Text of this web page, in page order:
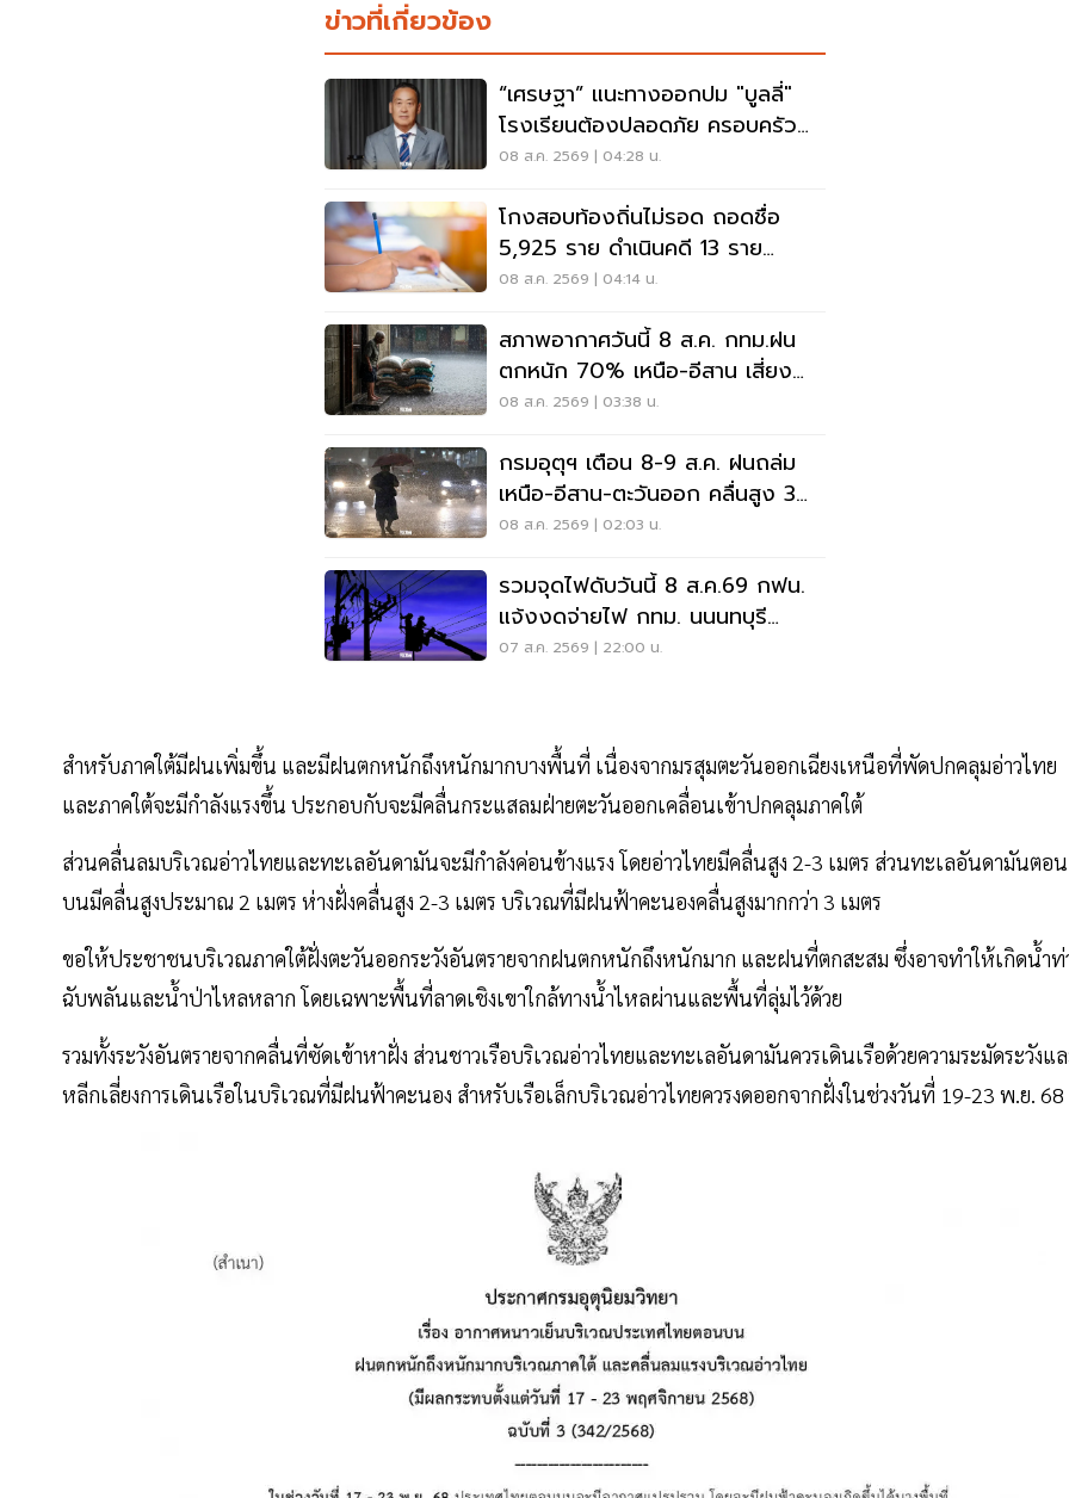
ข่าวที่เกี่ยวข้อง
“เศรษฐา” แนะทางออกปม "บูลลี่"
โรงเรียนต้องปลอดภัย ครอบครัว
ต้องรับฟัง
08 ส.ค. 2569 | 04:28 น.
โกงสอบท้องถิ่นไม่รอด ถอดชื่อ
5,925 ราย ดำเนินคดี 13 ราย
ปปง.ไล่เส้นการเงิน
08 ส.ค. 2569 | 04:14 น.
สภาพอากาศวันนี้ 8 ส.ค. กทม.ฝน
ตกหนัก 70% เหนือ-อีสาน เสี่ยงน้ำ
ท่วมฉับพลัน
08 ส.ค. 2569 | 03:38 น.
กรมอุตุฯ เตือน 8-9 ส.ค. ฝนถล่ม
เหนือ-อีสาน-ตะวันออก คลื่นสูง 3
เมตร
08 ส.ค. 2569 | 02:03 น.
รวมจุดไฟดับวันนี้ 8 ส.ค.69 กฟน.
แจ้งงดจ่ายไฟ กทม. นนนทบุรี
สมุทรปราการ
07 ส.ค. 2569 | 22:00 น.
สำหรับภาคใต้มีฝนเพิ่มขึ้น และมีฝนตกหนักถึงหนักมากบางพื้นที่ เนื่องจากมรสุมตะวันออกเฉียงเหนือที่พัดปกคลุมอ่าวไทย
และภาคใต้จะมีกำลังแรงขึ้น ประกอบกับจะมีคลื่นกระแสลมฝ่ายตะวันออกเคลื่อนเข้าปกคลุมภาคใต้
ส่วนคลื่นลมบริเวณอ่าวไทยและทะเลอันดามันจะมีกำลังค่อนข้างแรง โดยอ่าวไทยมีคลื่นสูง 2-3 เมตร ส่วนทะเลอันดามันตอน
บนมีคลื่นสูงประมาณ 2 เมตร ห่างฝั่งคลื่นสูง 2-3 เมตร บริเวณที่มีฝนฟ้าคะนองคลื่นสูงมากกว่า 3 เมตร
ขอให้ประชาชนบริเวณภาคใต้ฝั่งตะวันออกระวังอันตรายจากฝนตกหนักถึงหนักมาก และฝนที่ตกสะสม ซึ่งอาจทำให้เกิดน้ำท่
ฉับพลันและน้ำป่าไหลหลาก โดยเฉพาะพื้นที่ลาดเชิงเขาใกล้ทางน้ำไหลผ่านและพื้นที่ลุ่มไว้ด้วย
รวมทั้งระวังอันตรายจากคลื่นที่ซัดเข้าหาฝั่ง ส่วนชาวเรือบริเวณอ่าวไทยและทะเลอันดามันควรเดินเรือด้วยความระมัดระวังแ
หลีกเลี่ยงการเดินเรือในบริเวณที่มีฝนฟ้าคะนอง สำหรับเรือเล็กบริเวณอ่าวไทยควรงดออกจากฝั่งในช่วงวันที่ 19-23 พ.ย. 68